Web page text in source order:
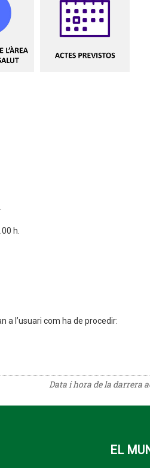
h.
a l’usuari com ha de procedir:
Data i hora de la darrera
EL